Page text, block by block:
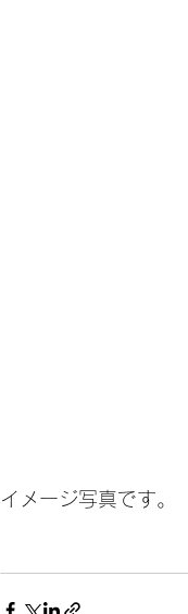
イメージ写真です。